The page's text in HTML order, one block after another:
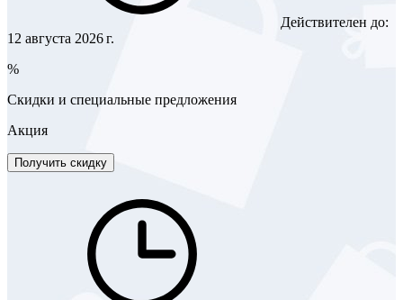
Действителен до:
12 августа 2026 г.
%
Скидки и специальные предложения
Акция
Получить скидку